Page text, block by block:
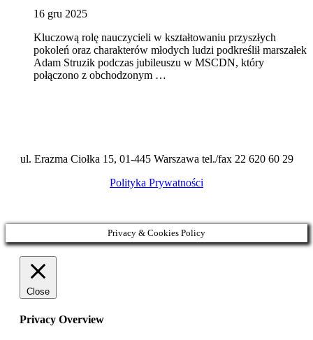
16 gru 2025
Kluczową rolę nauczycieli w kształtowaniu przyszłych
pokoleń oraz charakterów młodych ludzi podkreślił marszałek
Adam Struzik podczas jubileuszu w MSCDN, który
połączono z obchodzonym …
ul. Erazma Ciołka 15, 01-445 Warszawa tel./fax 22 620 60 29
Polityka Prywatności
Privacy & Cookies Policy
Close
Privacy Overview